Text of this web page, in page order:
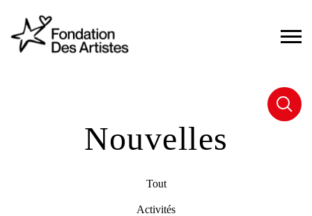
Nouvelles
Tout
Activités